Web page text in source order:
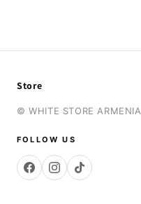
Store
© WHITE STORE ARMENIA
FOLLOW US